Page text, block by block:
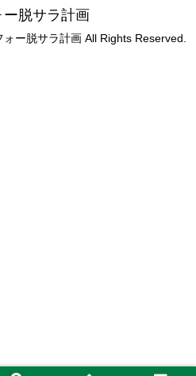
ー脱サラ計画
ー脱サラ計画 All Rights Reserved.